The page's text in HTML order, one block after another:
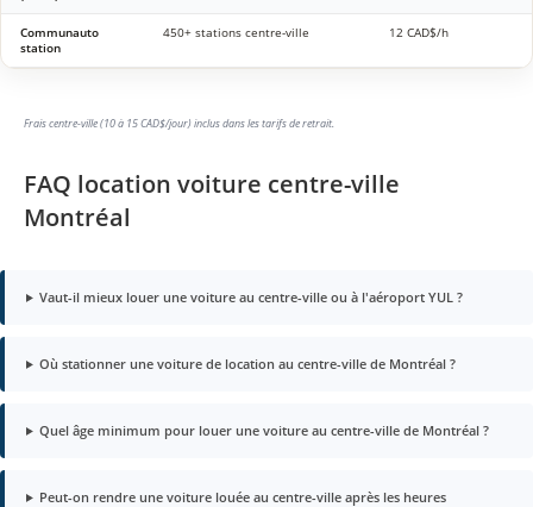
Communauto
station
450+ stations centre-ville 12 CAD$/h
Frais centre-ville (10 à 15 CAD$/jour) inclus dans les tarifs de retrait.
FAQ location voiture centre-ville
Montréal
Vaut-il mieux louer une voiture au centre-ville ou à l'aéroport YUL ?
Où stationner une voiture de location au centre-ville de Montréal ?
Quel âge minimum pour louer une voiture au centre-ville de Montréal ?
Peut-on rendre une voiture louée au centre-ville après les heures